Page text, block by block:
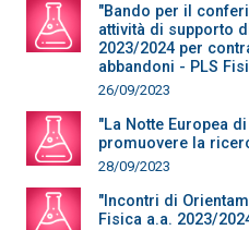
"Bando per il
attività di supporto
2023/2024 per
abbandoni - PLS
26/09/2023
"La Notte Europea
promuovere la
28/09/2023
"Incontri di
Fisica a.a. 2023/